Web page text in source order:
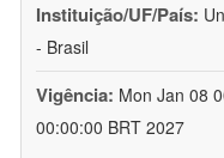
Instituição/UF/País:
- Brasil
Vigência: Mon Jan 08
00:00:00 BRT 2027